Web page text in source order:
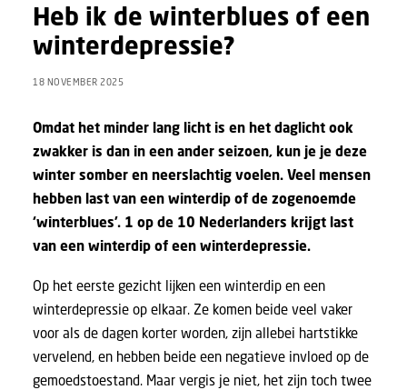
Heb ik de winterblues of een
winterdepressie?
18 NOVEMBER 2025
Omdat het minder lang licht is en het daglicht ook
zwakker is dan in een ander seizoen, kun je je deze
winter somber en neerslachtig voelen. Veel mensen
hebben last van een winterdip of de zogenoemde
‘winterblues’. 1 op de 10 Nederlanders krijgt last
van een winterdip of een winterdepressie.
Op het eerste gezicht lijken een winterdip en een
winterdepressie op elkaar. Ze komen beide veel vaker
voor als de dagen korter worden, zijn allebei hartstikke
vervelend, en hebben beide een negatieve invloed op de
gemoedstoestand. Maar vergis je niet, het zijn toch twee